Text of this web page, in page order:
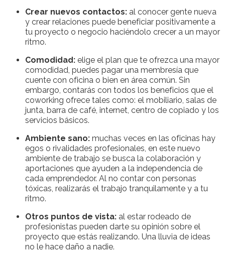
Crear nuevos contactos: al conocer gente nueva
y crear relaciones puede beneficiar positivamente a
tu proyecto o negocio haciéndolo crecer a un mayor
ritmo.
Comodidad: elige el plan que te ofrezca una mayor
comodidad, puedes pagar una membresía que
cuente con oficina o bien en área común. Sin
embargo, contarás con todos los beneficios que el
coworking ofrece tales como: el mobiliario, salas de
junta, barra de café, internet, centro de copiado y los
servicios básicos.
Ambiente sano: muchas veces en las oficinas hay
egos o rivalidades profesionales, en este nuevo
ambiente de trabajo se busca la colaboración y
aportaciones que ayuden a la independencia de
cada emprendedor. Al no contar con personas
tóxicas, realizarás el trabajo tranquilamente y a tu
ritmo.
Otros puntos de vista: al estar rodeado de
profesionistas pueden darte su opinión sobre el
proyecto que estás realizando. Una lluvia de ideas
no le hace daño a nadie.